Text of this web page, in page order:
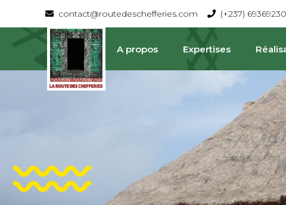
contact@routedeschefferies.com (+237)
A propos Expertises